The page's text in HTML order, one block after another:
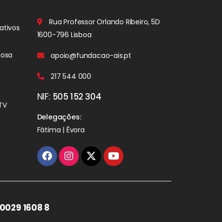
Rua Professor Orlando Ribeiro, 5D
1600-796 Lisboa
apoio@fundacao-ais.pt
217 544 000
NIF: 505 152 304
Delegações:
Fátima | Évora
1608 8